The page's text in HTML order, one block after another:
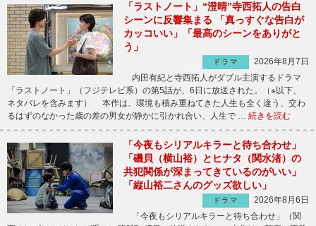
「ラストノート」“澄晴”寺西拓人の告白
シーンに反響集まる 「真っすぐな告白が
カッコいい」「最高のシーンをありがと
う」
ドラマ
2026年8月7日
内田有紀と寺西拓人がダブル主演するドラマ
「ラストノート」（フジテレビ系）の第5話が、6日に放送された。（※以下、
ネタバレを含みます） 本作は、環境も積み重ねてきた人生も全く違う、交わ
るはずのなかった歳の差の男女が静かに引かれ合い、人生で … 続きを読む
「今夜もシリアルキラーと待ち合わせ」
「磯貝（横山裕）とヒナタ（関水渚）の
共犯関係が深まってきているのがいい」
「縦山裕二さんのグッズ欲しい」
ドラマ
2026年8月6日
「今夜もシリアルキラーと待ち合わせ」（関